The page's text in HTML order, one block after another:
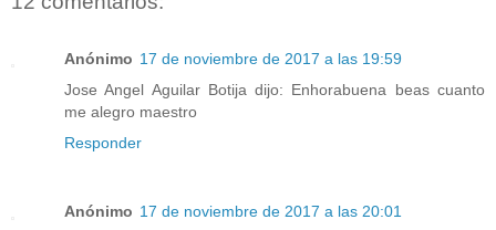
Anónimo 17 de noviembre de 2017 a las 19:59
Jose Angel Aguilar Botija dijo: Enhorabuena beas cuanto
me alegro maestro
Responder
Anónimo 17 de noviembre de 2017 a las 20:01